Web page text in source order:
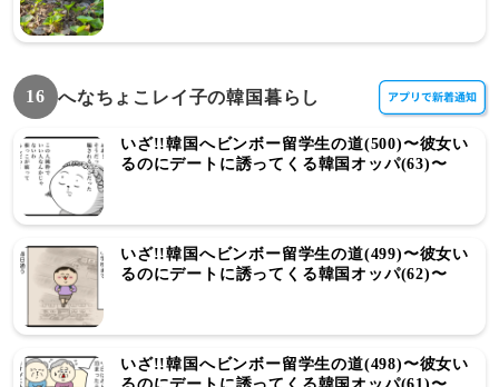
16 へなちょこレイ子の韓国暮らし
いざ!!韓国へビンボー留学生の道(500)〜彼女い
るのにデートに誘ってくる韓国オッパ(63)〜
いざ!!韓国へビンボー留学生の道(499)〜彼女い
るのにデートに誘ってくる韓国オッパ(62)〜
いざ!!韓国へビンボー留学生の道(498)〜彼女い